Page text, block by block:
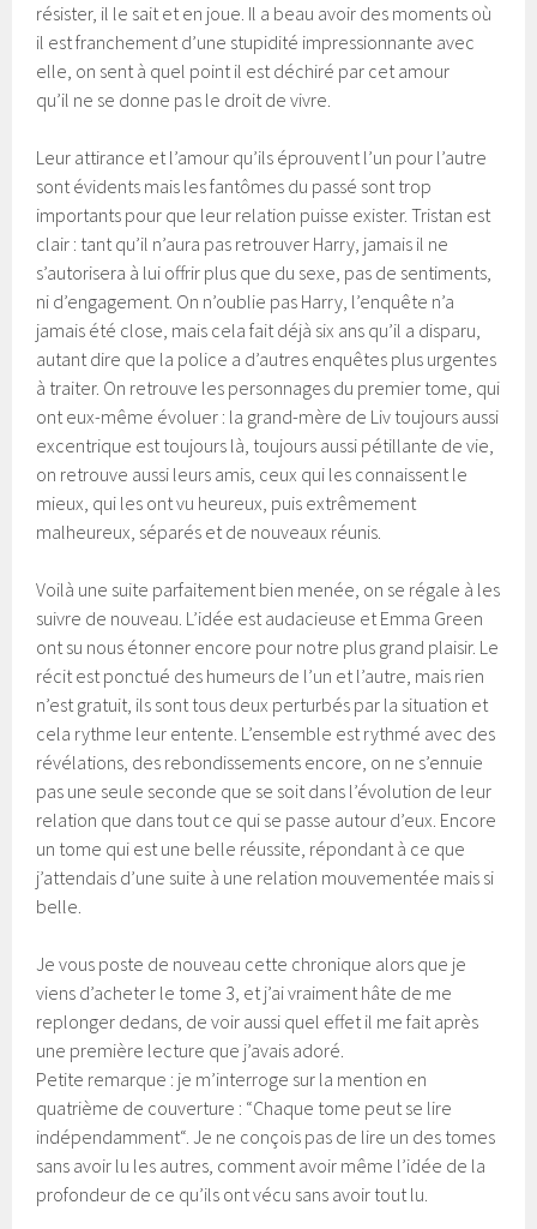
résister, il le sait et en joue. Il a beau avoir des moments où
il est franchement d’une stupidité impressionnante avec
elle, on sent à quel point il est déchiré par cet amour
qu’il ne se donne pas le droit de vivre.
Leur attirance et l’amour qu’ils éprouvent l’un pour l’autre
sont évidents mais les fantômes du passé sont trop
importants pour que leur relation puisse exister. Tristan est
clair : tant qu’il n’aura pas retrouver Harry, jamais il ne
s’autorisera à lui offrir plus que du sexe, pas de sentiments,
ni d’engagement. On n’oublie pas Harry, l’enquête n’a
jamais été close, mais cela fait déjà six ans qu’il a disparu,
autant dire que la police a d’autres enquêtes plus urgentes
à traiter. On retrouve les personnages du premier tome, qui
ont eux-même évoluer : la grand-mère de Liv toujours aussi
excentrique est toujours là, toujours aussi pétillante de vie,
on retrouve aussi leurs amis, ceux qui les connaissent le
mieux, qui les ont vu heureux, puis extrêmement
malheureux, séparés et de nouveaux réunis.
Voilà une suite parfaitement bien menée, on se régale à les
suivre de nouveau. L’idée est audacieuse et Emma Green
ont su nous étonner encore pour notre plus grand plaisir. Le
récit est ponctué des humeurs de l’un et l’autre, mais rien
n’est gratuit, ils sont tous deux perturbés par la situation et
cela rythme leur entente. L’ensemble est rythmé avec des
révélations, des rebondissements encore, on ne s’ennuie
pas une seule seconde que se soit dans l’évolution de leur
relation que dans tout ce qui se passe autour d’eux. Encore
un tome qui est une belle réussite, répondant à ce que
j’attendais d’une suite à une relation mouvementée mais si
belle.
Je vous poste de nouveau cette chronique alors que je
viens d’acheter le tome 3, et j’ai vraiment hâte de me
replonger dedans, de voir aussi quel effet il me fait après
une première lecture que j’avais adoré.
Petite remarque : je m’interroge sur la mention en
quatrième de couverture : “Chaque tome peut se lire
indépendamment“. Je ne conçois pas de lire un des tomes
sans avoir lu les autres, comment avoir même l’idée de la
profondeur de ce qu’ils ont vécu sans avoir tout lu.